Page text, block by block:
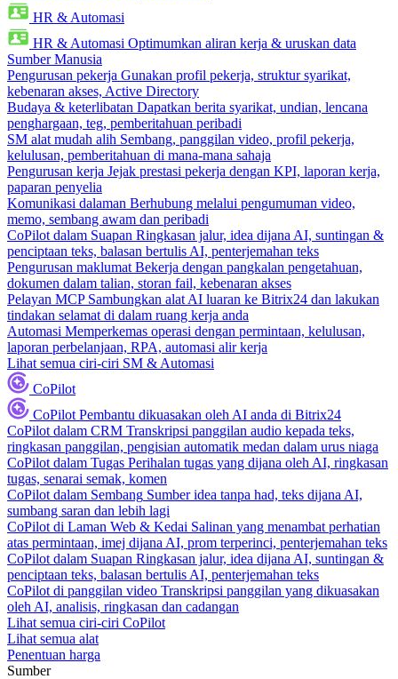
HR & Automasi
HR & Automasi Optimumkan aliran kerja & uruskan data
Sumber Manusia
Pengurusan pekerja Gunakan profil pekerja, struktur syarikat,
kebenaran akses, Active Directory
Budaya & keterlibatan Dapatkan berita syarikat, undian, lencana
penghargaan, teg, pemberitahuan peribadi
SM alat mudah alih Sembang, panggilan video, profil pekerja,
kelulusan, pemberitahuan di mana-mana sahaja
Pengurusan kerja Jejak prestasi pekerja dengan KPI, laporan kerja,
paparan penyelia
Komunikasi dalaman Berhubung melalui pengumuman video,
memo, sembang awam dan peribadi
CoPilot dalam Suapan Ringkasan jalur, idea dijana AI, suntingan &
penciptaan teks, balasan bertulis AI, penterjemahan teks
Pengurusan maklumat Bekerja dengan pangkalan pengetahuan,
dokumen dalam talian, storan fail, kebenaran akses
Pelayan MCP Sambungkan alat AI luaran ke Bitrix24 dan lakukan
tindakan selamat di dalam ruang kerja anda
Automasi Memperkemas operasi dengan permintaan, kelulusan,
laporan perbelanjaan, RPA, automasi alir kerja
Lihat semua ciri-ciri SM & Automasi
CoPilot
CoPilot Pembantu dikuasakan oleh AI anda di Bitrix24
CoPilot dalam CRM Transkripsi panggilan audio kepada teks,
ringkasan panggilan, pengisian automatik medan dalam urus niaga
CoPilot dalam Tugas Perihalan tugas yang dijana oleh AI, ringkasan
tugas, senarai semak, komen
CoPilot dalam Sembang Sumber idea tanpa had, teks dijana AI,
sumbang saran dan lebih lagi
CoPilot di Laman Web & Kedai Salinan yang menambat perhatian
atas permintaan, imej dijana AI, prom terperinci, penterjemahan teks
CoPilot dalam Suapan Ringkasan jalur, idea dijana AI, suntingan &
penciptaan teks, balasan bertulis AI, penterjemahan teks
CoPilot di panggilan video Transkripsi panggilan yang dikuasakan
oleh AI, analisis, ringkasan dan cadangan
Lihat semua ciri-ciri CoPilot
Lihat semua alat
Penentuan harga
Sumber